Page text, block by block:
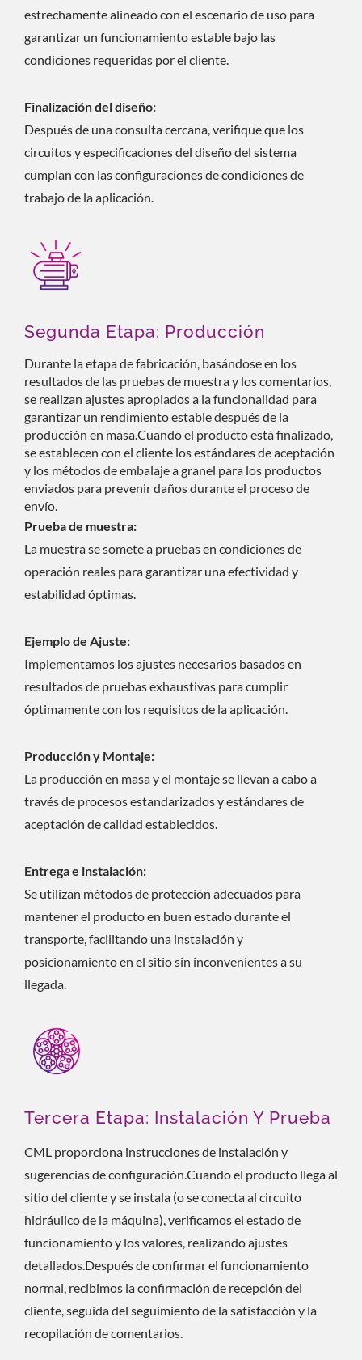
estrechamente alineado con el escenario de uso para
garantizar un funcionamiento estable bajo las
condiciones requeridas por el cliente.
Finalización del diseño:
Después de una consulta cercana, verifique que los
circuitos y especificaciones del diseño del sistema
cumplan con las configuraciones de condiciones de
trabajo de la aplicación.
Segunda Etapa: Producción
Durante la etapa de fabricación, basándose en los
resultados de las pruebas de muestra y los comentarios,
se realizan ajustes apropiados a la funcionalidad para
garantizar un rendimiento estable después de la
producción en masa.Cuando el producto está finalizado,
se establecen con el cliente los estándares de aceptación
y los métodos de embalaje a granel para los productos
enviados para prevenir daños durante el proceso de
envío.
Prueba de muestra:
La muestra se somete a pruebas en condiciones de
operación reales para garantizar una efectividad y
estabilidad óptimas.
Ejemplo de Ajuste:
Implementamos los ajustes necesarios basados en
resultados de pruebas exhaustivas para cumplir
óptimamente con los requisitos de la aplicación.
Producción y Montaje:
La producción en masa y el montaje se llevan a cabo a
través de procesos estandarizados y estándares de
aceptación de calidad establecidos.
Entrega e instalación:
Se utilizan métodos de protección adecuados para
mantener el producto en buen estado durante el
transporte, facilitando una instalación y
posicionamiento en el sitio sin inconvenientes a su
llegada.
Tercera Etapa: Instalación Y Prueba
CML proporciona instrucciones de instalación y
sugerencias de configuración.Cuando el producto llega al
sitio del cliente y se instala (o se conecta al circuito
hidráulico de la máquina), verificamos el estado de
funcionamiento y los valores, realizando ajustes
detallados.Después de confirmar el funcionamiento
normal, recibimos la confirmación de recepción del
cliente, seguida del seguimiento de la satisfacción y la
recopilación de comentarios.